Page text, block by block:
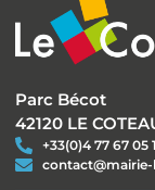
Parc Bécot
42120 LE
+33(0)4 77 67 05